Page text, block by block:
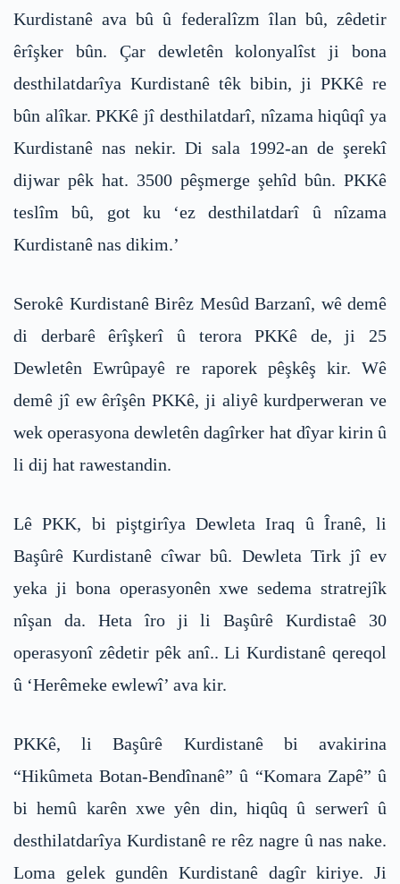
Kurdistanê ava bû û federalîzm îlan bû, zêdetir
êrîşker bûn. Çar dewletên kolonyalîst ji bona
desthilatdarîya Kurdistanê têk bibin, ji PKKê re
bûn alîkar. PKKê jî desthilatdarî, nîzama hiqûqî ya
Kurdistanê nas nekir. Di sala 1992-an de şerekî
dijwar pêk hat. 3500 pêşmerge şehîd bûn. PKKê
teslîm bû, got ku ‘ez desthilatdarî û nîzama
Kurdistanê nas dikim.’
Serokê Kurdistanê Birêz Mesûd Barzanî, wê demê
di derbarê êrîşkerî û terora PKKê de, ji 25
Dewletên Ewrûpayê re raporek pêşkêş kir. Wê
demê jî ew êrîşên PKKê, ji aliyê kurdperweran ve
wek operasyona dewletên dagîrker hat dîyar kirin û
li dij hat rawestandin.
Lê PKK, bi piştgirîya Dewleta Iraq û Îranê, li
Başûrê Kurdistanê cîwar bû. Dewleta Tirk jî ev
yeka ji bona operasyonên xwe sedema stratrejîk
nîşan da. Heta îro ji li Başûrê Kurdistaê 30
operasyonî zêdetir pêk anî.. Li Kurdistanê qereqol
û ‘Herêmeke ewlewî’ ava kir.
PKKê, li Başûrê Kurdistanê bi avakirina
“Hikûmeta Botan-Bendînanê” û “Komara Zapê” û
bi hemû karên xwe yên din, hiqûq û serwerî û
desthilatdarîya Kurdistanê re rêz nagre û nas nake.
Loma gelek gundên Kurdistanê dagîr kiriye. Ji